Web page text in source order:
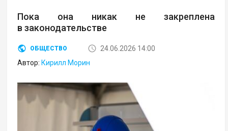
Пока она никак не закреплена
в законодательстве
ОБЩЕСТВО
24.06.2026 14:00
Автор: Кирилл Морин